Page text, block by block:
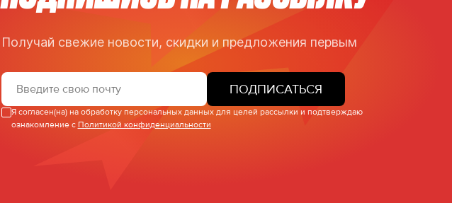
Получай свежие новости, скидки и предложения первым
ПОДПИСАТЬСЯ
Я согласен(на) на обработку персональных данных для целей рассылки и подтверждаю
ознакомление с Политикой конфиденциальности